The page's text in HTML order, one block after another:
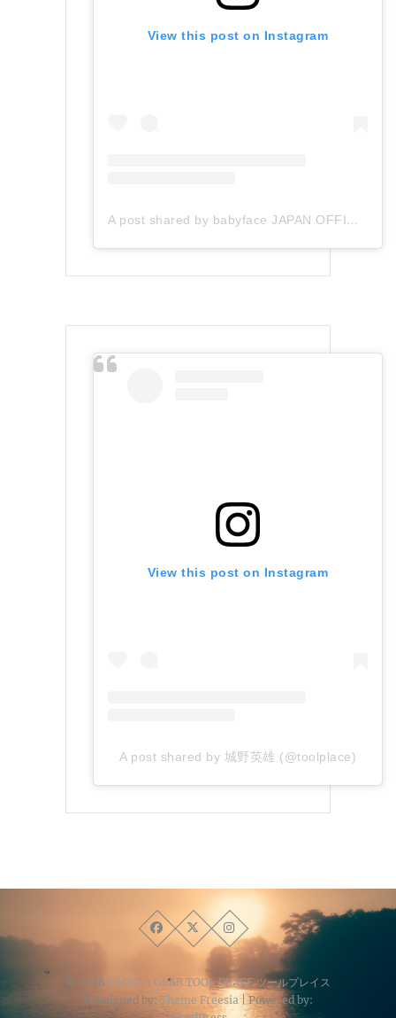
View this post on Instagram
A post shared by babyface JAPAN OFFICIAL (@babyface_japan)
View this post on Instagram
A post shared by 城野英雄 (@toolplace)
© 2026 TACKLE GEAR TOOL PLACE ツールプレイス
| Designed by: Theme Freesia| Powered by: